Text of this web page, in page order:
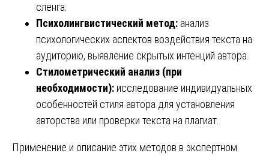
сленга.
Психолингвистический метод: анализ
психологических аспектов воздействия текста на
аудиторию, выявление скрытых интенций автора.
Стилометрический анализ (при
необходимости): исследование индивидуальных
особенностей стиля автора для установления
авторства или проверки текста на плагиат.
Применение и описание этих методов в экспертном